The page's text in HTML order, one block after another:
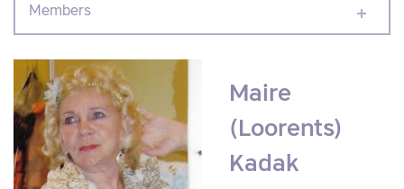
Members
Maire
(Loorents)
Kadak